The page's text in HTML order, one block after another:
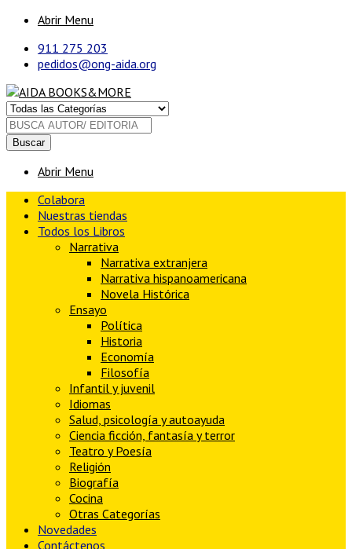
Abrir Menu
911 275 203
pedidos@ong-aida.org
Buscar
Abrir Menu
Colabora
Nuestras tiendas
Todos los Libros
Narrativa
Narrativa extranjera
Narrativa hispanoamericana
Novela Histórica
Ensayo
Política
Historia
Economía
Filosofía
Infantil y juvenil
Idiomas
Salud, psicología y autoayuda
Ciencia ficción, fantasía y terror
Teatro y Poesía
Religión
Biografía
Cocina
Otras Categorías
Novedades
Contáctenos